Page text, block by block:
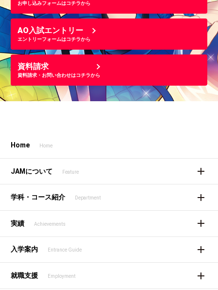
お申し込みフォームはコチラから
AO入試エントリー
エントリーフォームはコチラから
資料請求
資料請求・お問い合わせはコチラから
Home Home
JAMについて Feature
学科・コース紹介 Department
実績 Achievements
入学案内 Entrance Guide
就職支援 Employment